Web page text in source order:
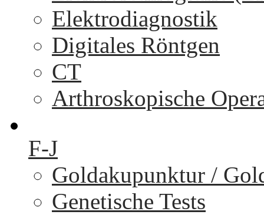
Elektrodiagnostik
Digitales Röntgen
CT
Arthroskopische
F-J
Goldakupunktur /
Genetische Tests